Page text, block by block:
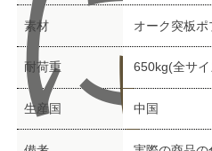
素材 オーク突板
耐荷重 650kg(全サ
生産国 中国